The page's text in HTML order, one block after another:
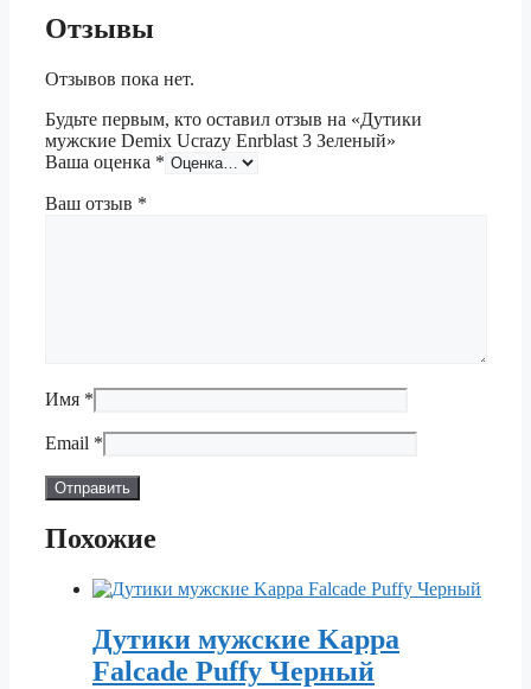
Отзывы
Отзывов пока нет.
Будьте первым, кто оставил отзыв на «Дутики
мужские Demix Ucrazy Enrblast 3 Зеленый»
Ваша оценка *
Ваш отзыв *
Имя *
Email *
Похожие
Дутики мужские Kappa
Falcade Puffy Черный